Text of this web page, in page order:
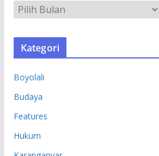
R
S
Kategori
Boyolali
Budaya
Features
Hukum